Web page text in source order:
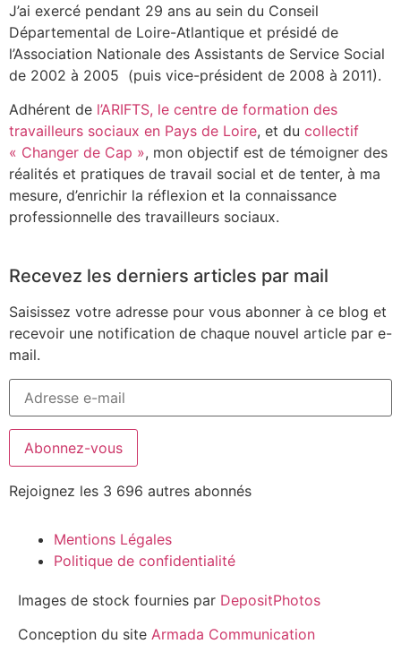
J’ai exercé pendant 29 ans au sein du Conseil
Départemental de Loire-Atlantique et présidé de
l’Association Nationale des Assistants de Service Social
de 2002 à 2005 (puis vice-président de 2008 à 2011).
Adhérent de l’ARIFTS, le centre de formation des
travailleurs sociaux en Pays de Loire, et du collectif
« Changer de Cap », mon objectif est de témoigner des
réalités et pratiques de travail social et de tenter, à ma
mesure, d’enrichir la réflexion et la connaissance
professionnelle des travailleurs sociaux.
Recevez les derniers articles par mail
Saisissez votre adresse pour vous abonner à ce blog et
recevoir une notification de chaque nouvel article par e-
mail.
Abonnez-vous
Rejoignez les 3 696 autres abonnés
Mentions Légales
Politique de confidentialité
Images de stock fournies par DepositPhotos
Conception du site Armada Communication